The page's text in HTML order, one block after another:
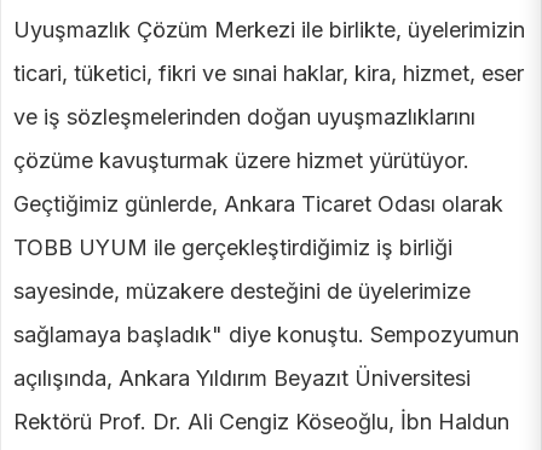
Uyuşmazlık Çözüm Merkezi ile birlikte, üyelerimizin
ticari, tüketici, fikri ve sınai haklar, kira, hizmet, eser
ve iş sözleşmelerinden doğan uyuşmazlıklarını
çözüme kavuşturmak üzere hizmet yürütüyor.
Geçtiğimiz günlerde, Ankara Ticaret Odası olarak
TOBB UYUM ile gerçekleştirdiğimiz iş birliği
sayesinde, müzakere desteğini de üyelerimize
sağlamaya başladık" diye konuştu. Sempozyumun
açılışında, Ankara Yıldırım Beyazıt Üniversitesi
Rektörü Prof. Dr. Ali Cengiz Köseoğlu, İbn Haldun